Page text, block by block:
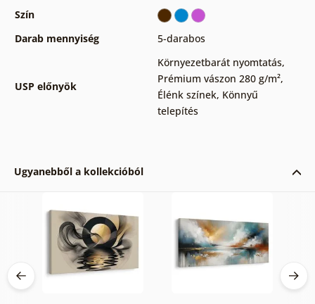
Szín
Darab mennyiség
5-darabos
USP előnyök
Környezetbarát nyomtatás,
Prémium vászon 280 g/m²,
Élénk színek, Könnyű
telepítés
Ugyanebből a kollekcióból